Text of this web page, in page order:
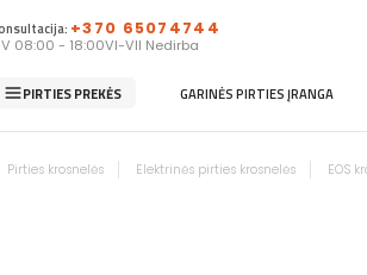
+370 65074744
08:00 - 18:00VI-VII Nedirba
PIRTIES PREKĖS GARINĖS PIRTIES ĮRANGA
Pirties krosnelės Elektrinės pirties krosnelės EOS